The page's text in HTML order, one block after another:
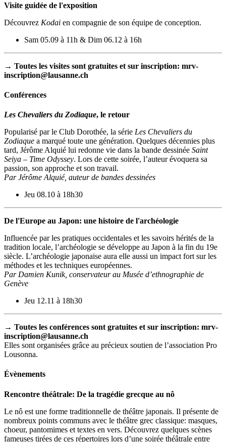
Visite guidée de l'exposition
Découvrez Kodai en compagnie de son équipe de conception.
Sam 05.09 à 11h & Dim 06.12 à 16h
→ Toutes les visites sont gratuites et sur inscription: mrv-
inscription@lausanne.ch
Conférences
Les Chevaliers du Zodiaque, le retour
Popularisé par le Club Dorothée, la série Les Chevaliers du
Zodiaque a marqué toute une génération. Quelques décennies plus
tard, Jérôme Alquié lui redonne vie dans la bande dessinée Saint
Seiya – Time Odyssey. Lors de cette soirée, l’auteur évoquera sa
passion, son approche et son travail.
Par Jérôme Alquié, auteur de bandes dessinées
Jeu 08.10 à 18h30
De l'Europe au Japon: une histoire de l'archéologie
Influencée par les pratiques occidentales et les savoirs hérités de la
tradition locale, l’archéologie se développe au Japon à la fin du 19e
siècle. L’archéologie japonaise aura elle aussi un impact fort sur les
méthodes et les techniques européennes.
Par Damien Kunik, conservateur au Musée d’ethnographie de
Genève
Jeu 12.11 à 18h30
→ Toutes les conférences sont gratuites et sur inscription: mrv-
inscription@lausanne.ch
Elles sont organisées grâce au précieux soutien de l’association Pro
Lousonna.
Évènements
Rencontre théâtrale: De la tragédie grecque au nô
Le nô est une forme traditionnelle de théâtre japonais. Il présente de
nombreux points communs avec le théâtre grec classique: masques,
choeur, pantomimes et textes en vers. Découvrez quelques scènes
fameuses tirées de ces répertoires lors d’une soirée théâtrale entre